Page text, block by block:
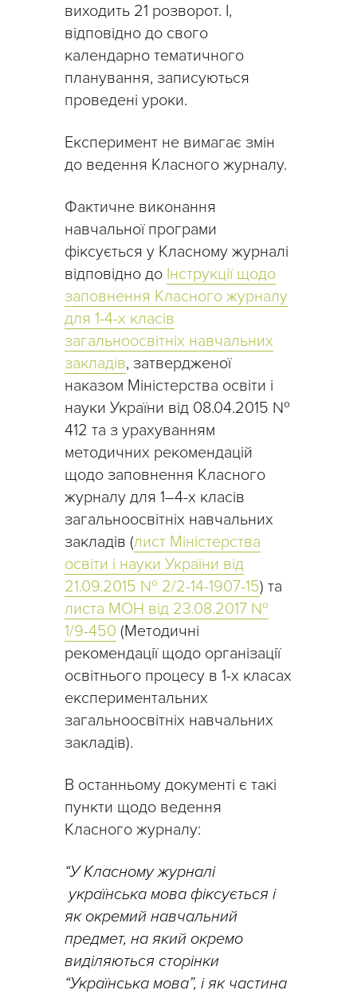
виходить 21 розворот. І,
відповідно до свого
календарно тематичного
планування, записуються
проведені уроки.
Експеримент не вимагає змін
до ведення Класного журналу.
Фактичне виконання
навчальної програми
фіксується у Класному журналі
відповідно до Інструкції щодо
заповнення Класного журналу
для 1-4-х класів
загальноосвітніх навчальних
закладів, затвердженої
наказом Міністерства освіти і
науки України від 08.04.2015 №
412 та з урахуванням
методичних рекомендацій
щодо заповнення Класного
журналу для 1–4-х класів
загальноосвітніх навчальних
закладів (лист Міністерства
освіти і науки України від
21.09.2015 № 2/2-14-1907-15) та
листа МОН від 23.08.2017 №
1/9-450 (Методичні
рекомендації щодо організації
освітнього процесу в 1-х класах
експериментальних
загальноосвітніх навчальних
закладів).
В останньому документі є такі
пункти щодо ведення
Класного журналу:
“У Класному журналі
українська мова фіксується і
як окремий навчальний
предмет, на який окремо
виділяються сторінки
“Українська мова”, і як частина